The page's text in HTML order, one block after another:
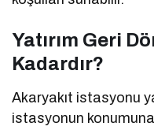
Yatırım Geri
Kadardır?
Akaryakıt istasyonu
istasyonun